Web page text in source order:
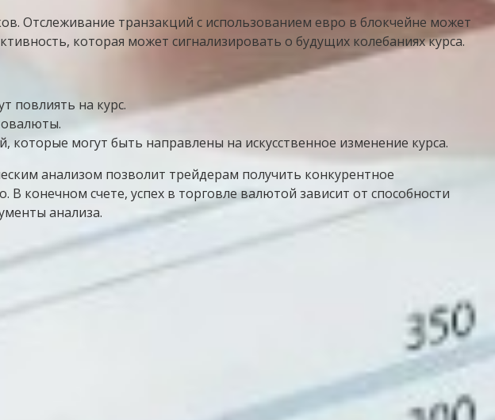
Отслеживание транзакций с использованием евро в блокчейне может
которая может сигнализировать о будущих колебаниях курса.
повлиять на курс.
могут быть направлены на искусственное изменение курса.
анализом позволит трейдерам получить конкурентное
конечном счете, успех в торговле валютой зависит от способности
анализа.